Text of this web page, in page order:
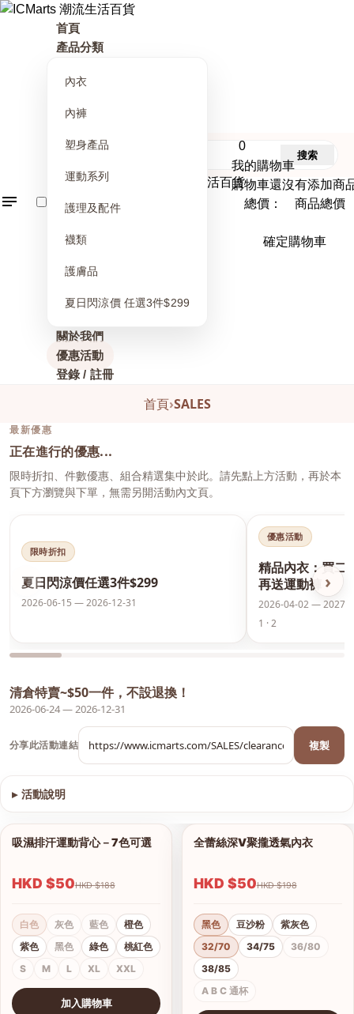
首頁
產品分類
內衣
內褲
塑身產品
運動系列
護理及配件
襪類
護膚品
夏日閃涼價 任選3件$299
關於我們
優惠活動
登錄 / 註冊
0
我的購物車
購物車還沒有添加商
總價： 商品總價
確定購物車
搜索
首頁›SALES
最新優惠
正在進行的優惠...
限時折扣、件數優惠、組合精選集中於此。請先點上方活動，再於本
頁下方瀏覽與下單，無需另開活動內文頁。
‹ ›
限時折扣
夏日閃涼價任選3件$299
2026-06-15 — 2026-12-31
優惠活動
精品內衣：買二
再送運動褲
2026-04-02 — 2027-
1 · 2
清倉特賣~$50一件，不設退換！
2026-06-24 — 2026-12-31
分享此活動連結 複製
▸ 活動說明
1/9
查看圖片
吸濕排汗運動背心－7色可選
HKD $50 HKD $188
白色 灰色 藍色
橙色
紫色
黑色 綠色
桃紅色
S
M L XL XXL
加入購物車
全蕾絲深V聚攏透氣內衣
HKD $50 HKD $198
黑色 豆沙粉
紫灰色
32/70
34/75
36/80
38/85
A B C 通杯